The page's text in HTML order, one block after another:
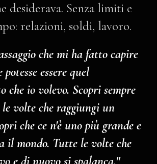
desiderava. Senza limiti e
relazioni, soldi, lavoro.
che mi ha fatto capire
essere quel
che io volevo. Scopri sempre
volte che raggiungi un
che ce n'è uno più grande e
il mondo. Tutte le volte che